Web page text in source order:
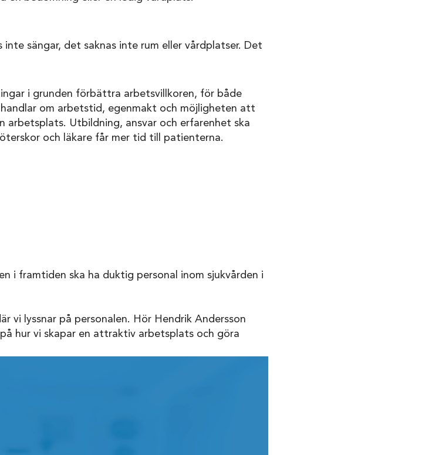
sängar, det saknas inte rum eller vårdplatser. Det
i grunden förbättra arbetsvillkoren, för både
om arbetstid, egenmakt och möjligheten att
arbetsplats. Utbildning, ansvar och erfarenhet ska
och läkare får mer tid till patienterna.
i framtiden ska ha duktig personal inom sjukvården i
vi lyssnar på personalen. Hör Hendrik Andersson
hur vi skapar en attraktiv arbetsplats och göra